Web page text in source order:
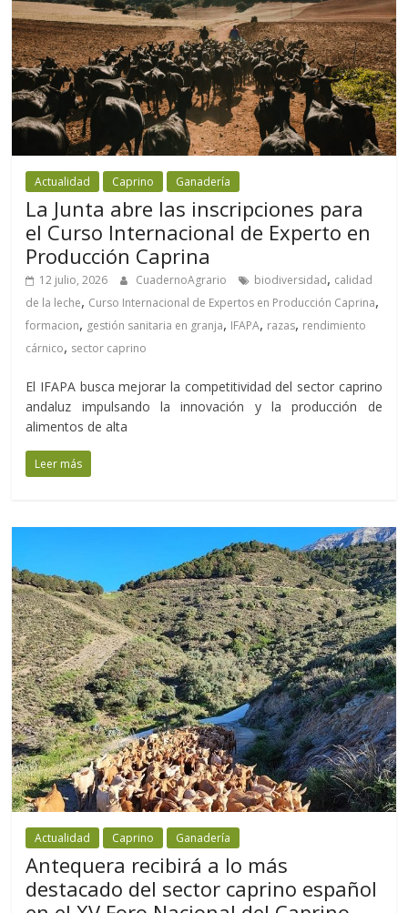
Actualidad Caprino Ganadería
La Junta abre las inscripciones para
el Curso Internacional de Experto en
Producción Caprina
12 julio, 2026 CuadernoAgrario biodiversidad, calidad
de la leche, Curso Internacional de Expertos en Producción Caprina,
formacion, gestión sanitaria en granja, IFAPA, razas, rendimiento
cárnico, sector caprino
El IFAPA busca mejorar la competitividad del sector caprino
andaluz impulsando la innovación y la producción de
alimentos de alta
Leer más
Actualidad Caprino Ganadería
Antequera recibirá a lo más
destacado del sector caprino español